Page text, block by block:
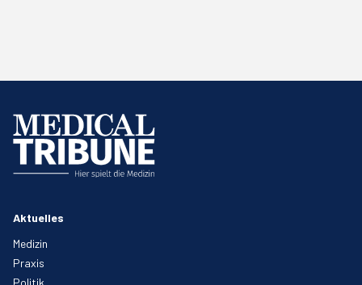
Aktuelles
Medizin
Praxis